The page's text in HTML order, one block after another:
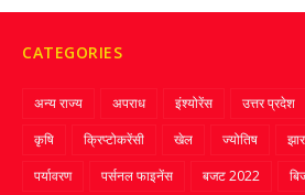
CATEGORIES
अन्य राज्य अपराध इंश्योरेंस उत्तर प्रदेश
कृषि
क्रिप्‍टोकरेंसी खेल ज्‍योतिष
पर्यावरण
पर्सनल फाइनेंस बजट 2022